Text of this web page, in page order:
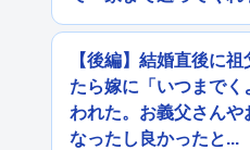
【後編】結婚直後に
たら嫁に「いつまで
われた。お義父さんや
なったし良かったと...